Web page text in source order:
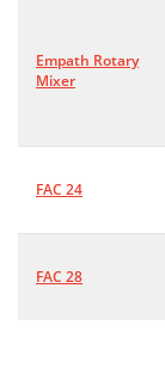
Empath Rotary
Mixer
FAC 24
FAC 28